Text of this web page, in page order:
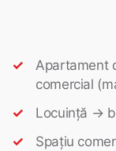
Apartament
comercial
Locuință →
Spațiu